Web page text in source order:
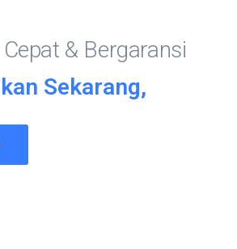
& Bergaransi
Sekarang,